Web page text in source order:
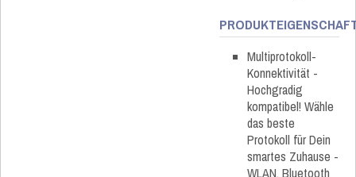
Multiprotokoll-
Konnektivität -
Hochgradig
kompatibel! Wähle
das beste
Protokoll für Dein
smartes Zuhause -
WLAN, Bluetooth